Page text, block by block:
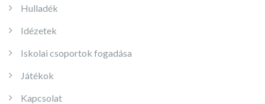
Hulladék
Idézetek
Iskolai csoportok fogadása
Játékok
Kapcsolat